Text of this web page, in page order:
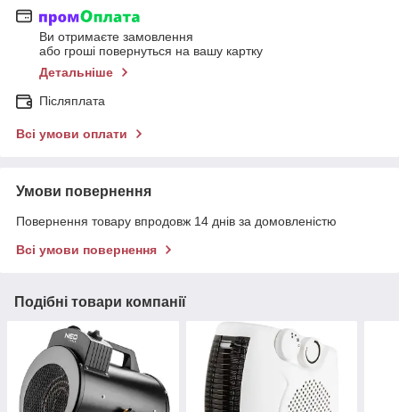
Ви отримаєте замовлення
або гроші повернуться на вашу картку
Детальніше
Післяплата
Всі умови оплати
Умови повернення
Повернення товару впродовж 14 днів за домовленістю
Всі умови повернення
Подібні товари компанії